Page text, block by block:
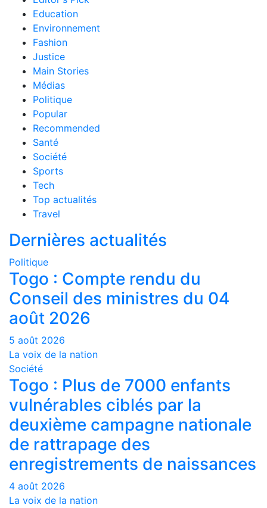
Education
Environnement
Fashion
Justice
Main Stories
Médias
Politique
Popular
Recommended
Santé
Société
Sports
Tech
Top actualités
Travel
Dernières actualités
Politique
Togo : Compte rendu du
Conseil des ministres du 04
août 2026
5 août 2026
La voix de la nation
Société
Togo : Plus de 7000 enfants
vulnérables ciblés par la
deuxième campagne nationale
de rattrapage des
enregistrements de naissances
4 août 2026
La voix de la nation